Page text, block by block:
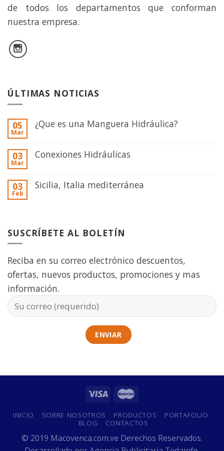
de todos los departamentos que conforman
nuestra empresa.
ÚLTIMAS NOTICIAS
05
Mar
¿Que es una Manguera Hidráulica?
03
Mar
Conexiones Hidráulicas
03
Feb
Sicilia, Italia mediterránea
SUSCRÍBETE AL BOLETÍN
Reciba en su correo electrónico descuentos,
ofertas, nuevos productos, promociones y mas
información.
INICIO SOBRE NOSOTROS PRODUCTOS
PORTAFOLIO
BLOG
CONTACTOS
© 2019 Macovenca.com.ve Derechos Reservados.